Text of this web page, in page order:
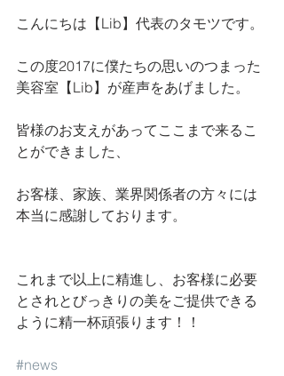
こんにちは【Lib】代表のタモツです。
この度2017に僕たちの思いのつまった
美容室【Lib】が産声をあげました。
皆様のお支えがあってここまで来るこ
とができました、
お客様、家族、業界関係者の方々には
本当に感謝しております。
これまで以上に精進し、お客様に必要
とされとびっきりの美をご提供できる
ように精一杯頑張ります！！
#news